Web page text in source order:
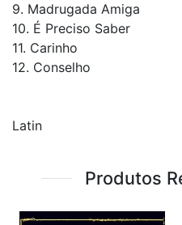
9. Madrugada Amiga
10. É Preciso Saber
11. Carinho
12. Conselho
Latin
Produtos